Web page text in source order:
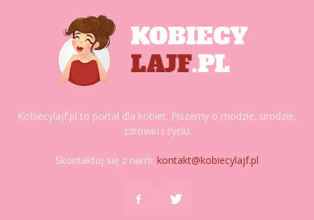
Kobiecylajf.pl to portal dla kobiet. Piszemy o modzie, urodzie,
zdrowiu i życiu.
Skontaktuj się z nami: kontakt@kobiecylajf.pl